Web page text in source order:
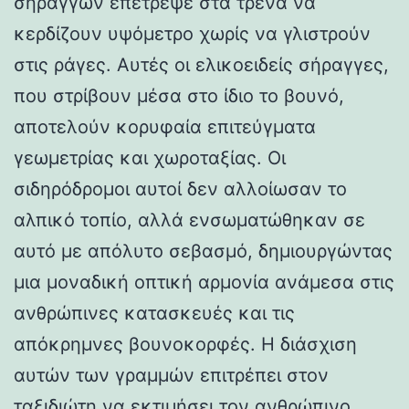
κερδίζουν υψόμετρο χωρίς να γλιστρούν
στις ράγες. Αυτές οι ελικοειδείς σήραγγες,
που στρίβουν μέσα στο ίδιο το βουνό,
αποτελούν κορυφαία επιτεύγματα
γεωμετρίας και χωροταξίας. Οι
σιδηρόδρομοι αυτοί δεν αλλοίωσαν το
αλπικό τοπίο, αλλά ενσωματώθηκαν σε
αυτό με απόλυτο σεβασμό, δημιουργώντας
μια μοναδική οπτική αρμονία ανάμεσα στις
ανθρώπινες κατασκευές και τις
απόκρημνες βουνοκορφές. Η διάσχιση
αυτών των γραμμών επιτρέπει στον